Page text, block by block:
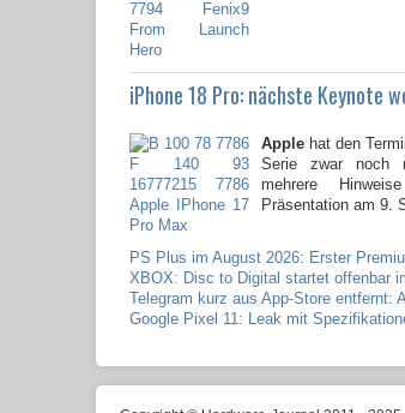
iPhone 18 Pro: nächste Keynote
Apple hat den
Serie zwar noch
mehrere
Präsentation am 9.
PS Plus im August 2026: Erster
XBOX: Disc to Digital startet offenbar
Telegram kurz aus App-Store entfernt:
Google Pixel 11: Leak mit